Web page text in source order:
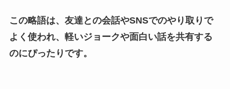
この略語は、友達との会話やSNSでのやり取りで
よく使われ、軽いジョークや面白い話を共有する
のにぴったりです。